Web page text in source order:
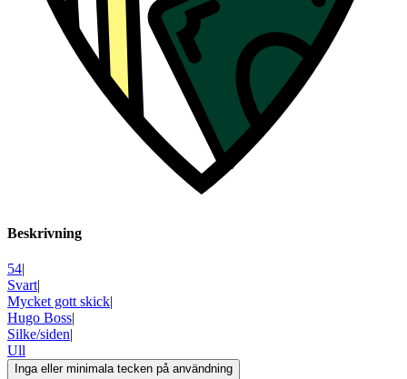
Beskrivning
54|
Svart|
Mycket gott skick|
Hugo Boss|
Silke/siden|
Ull
Inga eller minimala tecken på användning